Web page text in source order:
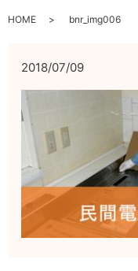
HOME bnr_img006
2018/07/09